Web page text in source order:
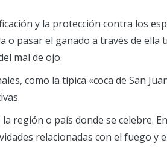
y la protección contra los
o pasar el ganado a través de ella
mal de ojo.
como la típica «coca de San
región o país donde se celebre.
relacionadas con el fuego y